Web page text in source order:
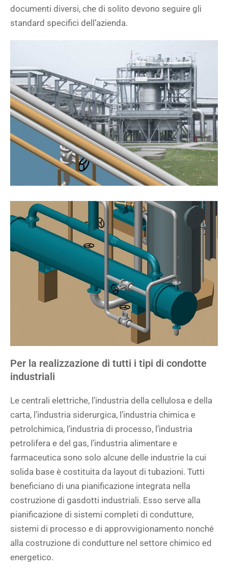
documenti diversi, che di solito devono seguire gli
standard specifici dell’azienda.
Per la realizzazione di tutti i tipi di condotte
industriali
Le centrali elettriche, l’industria della cellulosa e della
carta, l’industria siderurgica, l’industria chimica e
petrolchimica, l’industria di processo, l’industria
petrolifera e del gas, l’industria alimentare e
farmaceutica sono solo alcune delle industrie la cui
solida base è costituita da layout di tubazioni. Tutti
beneficiano di una pianificazione integrata nella
costruzione di gasdotti industriali. Esso serve alla
pianificazione di sistemi completi di condutture,
sistemi di processo e di approvvigionamento nonché
alla costruzione di condutture nel settore chimico ed
energetico.